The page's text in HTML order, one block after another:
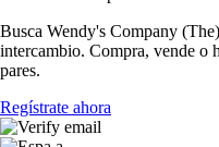
Busca Wendy's Company
intercambio. Compra, vende o
pares.
Regístrate ahora